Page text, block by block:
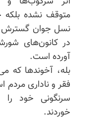
متوقف نشده بلکه
نسل جوان گسترش
در کانون‌های
آورده است.
بله، آخوندها که
فقر و ناداری مردم
سرنگونی خود
خوردند.